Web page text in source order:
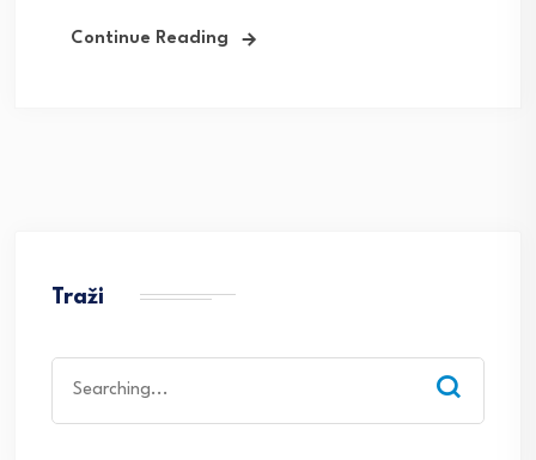
Continue Reading
Traži
for: